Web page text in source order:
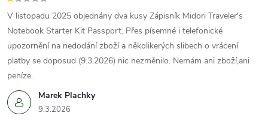
Marek Plachky
9.3.2026
V listopadu 2025 objednány dva kusy Zápisník Midori Traveler's
Notebook Starter Kit Passport. Přes písemné i telefonické
upozornění na nedodání zboží a několikerých slibech o vrácení
platby se doposud (9.3.2026) nic nezměnilo. Nemám ani zboží,ani
peníze.